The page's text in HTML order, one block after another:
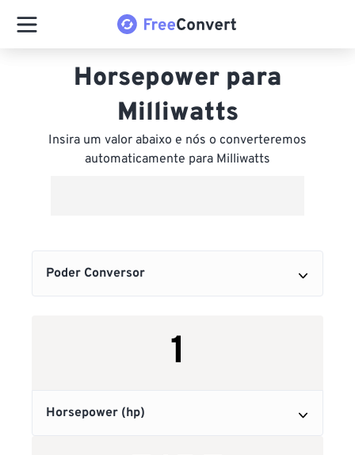
Horsepower para
Milliwatts
Insira um valor abaixo e nós o converteremos
automaticamente para Milliwatts